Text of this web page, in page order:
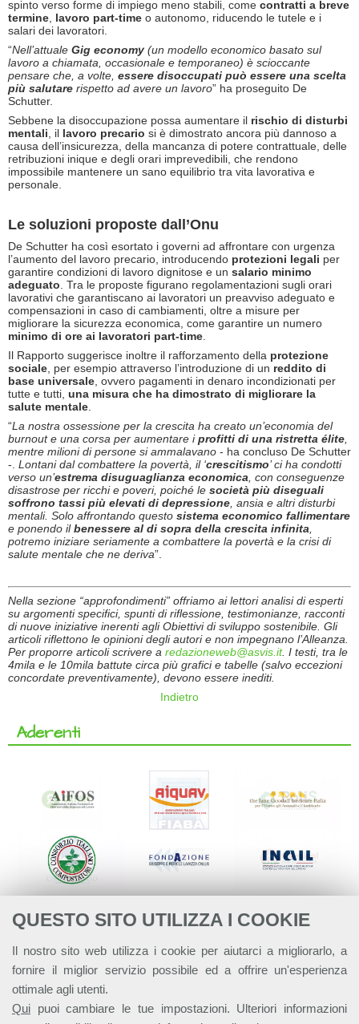
QUESTO SITO UTILIZZA I COOKIE
Il nostro sito web utilizza i cookie per aiutarci a migliorarlo, a
fornire il miglior servizio possibile ed a offrire un'esperienza
ottimale agli utenti.
Qui puoi cambiare le tue impostazioni. Ulteriori informazioni
spinto verso forme di impiego meno stabili, come contratti a breve
termine lavoro part-time o autonomo, riducendo le tutele e i
salari dei lavoratori.
“Nell’attuale Gig economy (un modello economico basato sul
lavoro a chiamata, occasionale e temporaneo) è scioccante
pensare che, a volte, essere disoccupati può essere una scelta
più salutare rispetto ad avere un lavoro” ha proseguito De
Schutter.
Sebbene la disoccupazione possa aumentare il rischio di disturbi
mentali , il lavoro precario si è dimostrato ancora più dannoso a
causa dell’insicurezza, della mancanza di potere contrattuale, delle
retribuzioni inique e degli orari imprevedibili, che rendono
impossibile mantenere un sano equilibrio tra vita lavorativa e
personale.
Le soluzioni proposte dall’Onu
De Schutter ha così esortato i governi ad affrontare con urgenza
l’aumento del lavoro precario, introducendo protezioni legali per
garantire condizioni di lavoro dignitose e un salario minimo
adeguato . Tra le proposte figurano regolamentazioni sugli orari
lavorativi che garantiscano ai lavoratori un preavviso adeguato e
compensazioni in caso di cambiamenti, oltre a misure per
migliorare la sicurezza economica, come garantire un numero
minimo di ore ai lavoratori part-time
Il Rapporto suggerisce inoltre il rafforzamento della protezione
sociale , per esempio attraverso l’introduzione di un reddito di
base universale , ovvero pagamenti in denaro incondizionati per
tutte e tutti, una misura che ha dimostrato di migliorare la
salute mentale
“La nostra ossessione per la crescita ha creato un’economia del
burnout e una corsa per aumentare iprofitti di una ristretta élite
mentre milioni di persone si ammalavano - ha concluso De Schutter
-. Lontani dal combattere la povertà, il ‘crescitismo’ ci ha condotti
verso un’estrema disuguaglianza economica , con conseguenze
disastrose per ricchi e poveri, poiché le società più diseguali
soffrono tassi più elevati di depressione , ansia e altri disturbi
mentali. Solo affrontando questo sistema economico fallimentare
e ponendo ilbenessere al di sopra della crescita infinita
potremo iniziare seriamente a combattere la povertà e la crisi di
salute mentale che ne deriva”.
Nella sezione “approfondimenti” offriamo ai lettori analisi di esperti
su argomenti specifici, spunti di riflessione, testimonianze, racconti
di nuove iniziative inerenti agli Obiettivi di sviluppo sostenibile. Gli
articoli riflettono le opinioni degli autori e non impegnano l’Alleanza.
Per proporre articoli scrivere a redazioneweb@asvis.it. I testi, tra le
4mila e le 10mila battute circa più grafici e tabelle (salvo eccezioni
concordate preventivamente), devono essere inediti.
Indietro
Aderenti